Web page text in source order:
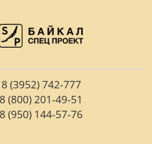
8 (3952) 742-777
8 (800) 201-49-51
8 (950) 144-57-76